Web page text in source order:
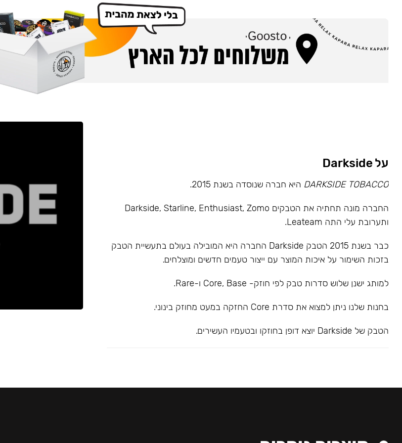
על Darkside
DARKSIDE TOBACCO היא חברה שנוסדה בשנת 2015.
החברה מונה תחתיה את הטבקים Darkside, Starline, Enthusiast, Zomo
ותערובת עלי התה Leateam.
כבר בשנת 2015 הטבק Darkside החברה היא המובילה בעולם בתעשיית הטבק
בזכות השימור על איכות המוצר עם ייצור טעמים חדשים ומוצלחים.
למותג ישנן שלוש סדרות טבק לפי חוזק- Core, Base ו-Rare.
בחנות שלנו ניתן למצוא את סדרת Core החזקה במעט מחוזק בינוני.
הטבק של Darkside יוצא דופן בחוזקו ובטעמיו העשירים.